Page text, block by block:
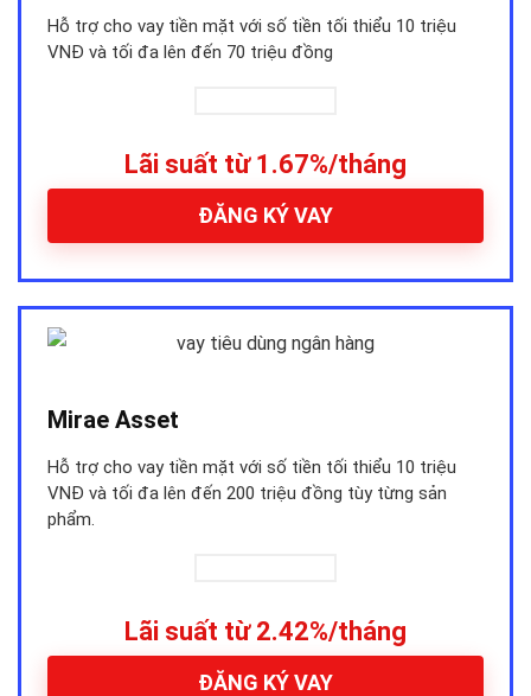
Hỗ trợ cho vay tiền mặt với số tiền tối thiểu 10 triệu
VNĐ và tối đa lên đến 70 triệu đồng
Lãi suất từ 1.67%/tháng
ĐĂNG KÝ VAY
Mirae Asset
Hỗ trợ cho vay tiền mặt với số tiền tối thiểu 10 triệu
VNĐ và tối đa lên đến 200 triệu đồng tùy từng sản
phẩm.
Lãi suất từ 2.42%/tháng
ĐĂNG KÝ VAY